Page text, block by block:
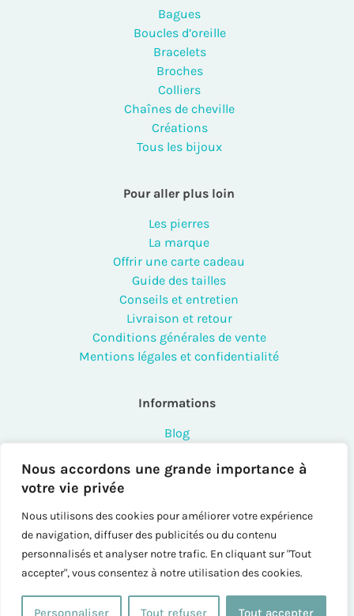
Nous accordons une grande importance à
votre vie privée
Nous utilisons des cookies pour améliorer votre expérience
de navigation, diffuser des publicités ou du contenu
personnalisés et analyser notre trafic. En cliquant sur "Tout
accepter", vous consentez à notre utilisation des cookies.
Personnaliser Tout refuser Tout accepter
Bagues
Boucles d’oreille
Bracelets
Broches
Colliers
Chaînes de cheville
Créations
Tous les bijoux
Pour aller plus loin
Les pierres
La marque
Offrir une carte cadeau
Guide des tailles
Conseils et entretien
Livraison et retour
Conditions générales de vente
Mentions légales et confidentialité
Informations
Blog
Contact
Créateurs et professionnels
Instashop
Sitemap